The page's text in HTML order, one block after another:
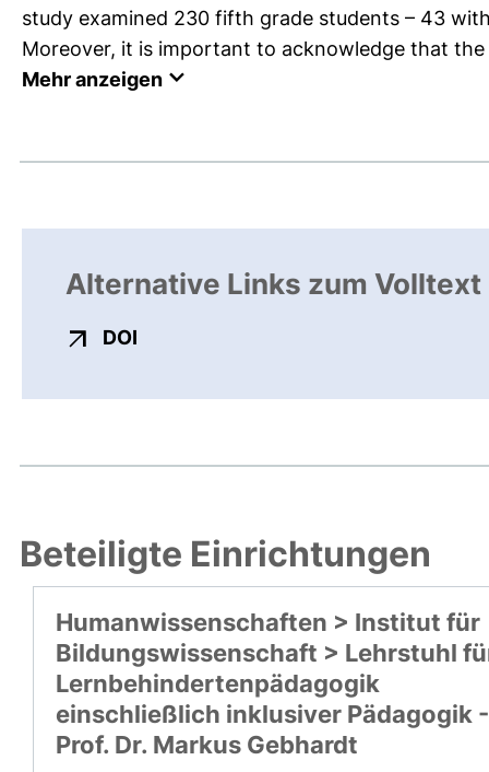
study examined 230 fifth grade students – 43
Moreover, it is important to acknowledge that the
Mehr anzeigen
Alternative Links zum Volltext
DOI
Beteiligte Einrichtungen
Humanwissenschaften > Institut für
Bildungswissenschaft > Lehrstuhl
Lernbehindertenpädagogik
einschließlich inklusiver Pädagogik -
Prof. Dr. Markus Gebhardt